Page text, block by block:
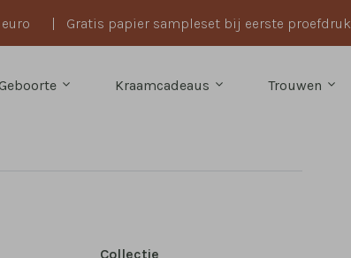
| Gratis papier sampleset bij eerste proefdruk
Kraamcadeaus Trouwen
Collectie